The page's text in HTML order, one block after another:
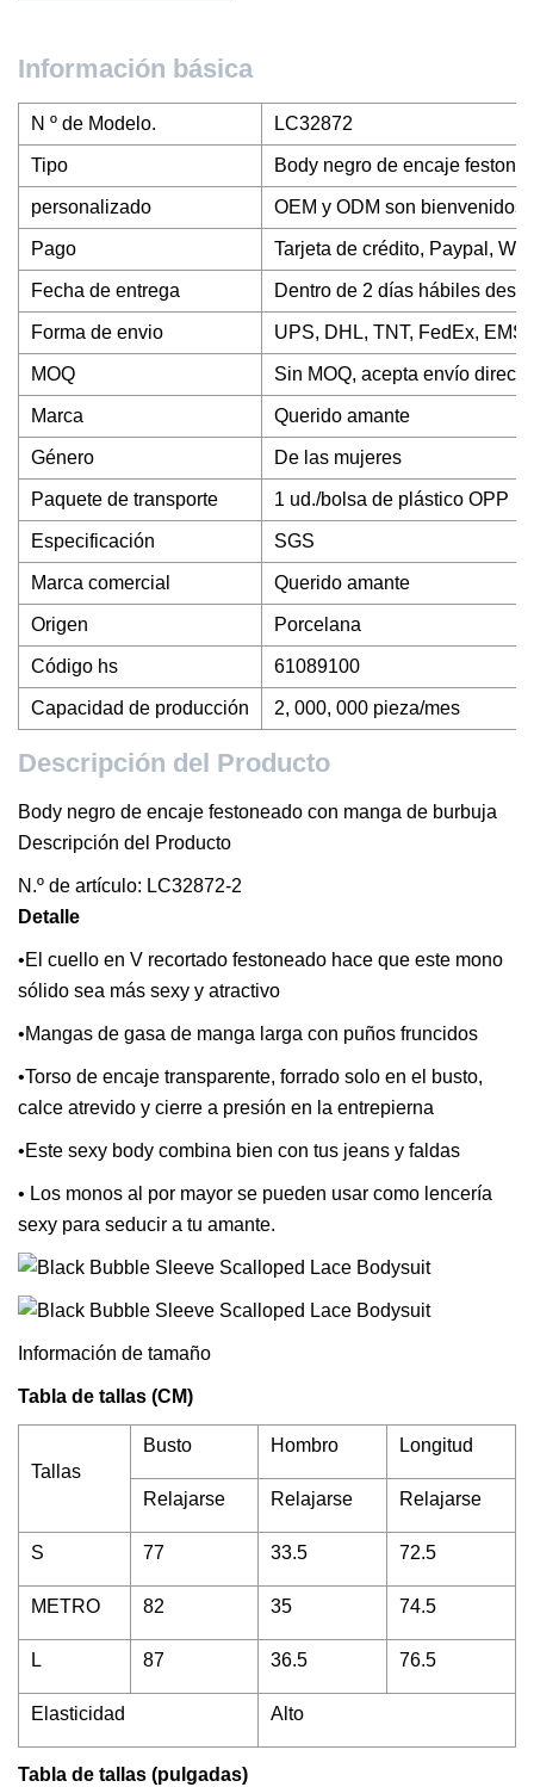
Información básica
N º de Modelo. LC32872
Tipo Body negro de encaje
personalizado OEM y ODM son bienvenidos
Pago Tarjeta de crédito, Paypal,
Fecha de entrega Dentro de 2 días hábiles
Forma de envio UPS, DHL, TNT, FedEx,
MOQ Sin MOQ, acepta envío directo
Marca Querido amante
Género De las mujeres
Paquete de transporte 1 ud./bolsa de plástico OPP
Especificación SGS
Marca comercial Querido amante
Origen Porcelana
Código hs 61089100
Capacidad de producción 2, 000, 000 pieza/mes
Descripción del Producto
Body negro de encaje festoneado con manga de burbuja
Descripción del Producto
N.º de artículo: LC32872-2
Detalle
•El cuello en V recortado festoneado hace que este mono
sólido sea más sexy y atractivo
•Mangas de gasa de manga larga con puños fruncidos
•Torso de encaje transparente, forrado solo en el busto,
calce atrevido y cierre a presión en la entrepierna
•Este sexy body combina bien con tus jeans y faldas
• Los monos al por mayor se pueden usar como lencería
sexy para seducir a tu amante.
Información de tamaño
Tabla de tallas (CM)
Tallas
Busto Hombro Longitud
Relajarse Relajarse Relajarse
S 77 33.5 72.5
METRO 82 35 74.5
L 87 36.5 76.5
Elasticidad Alto
Tabla de tallas (pulgadas)